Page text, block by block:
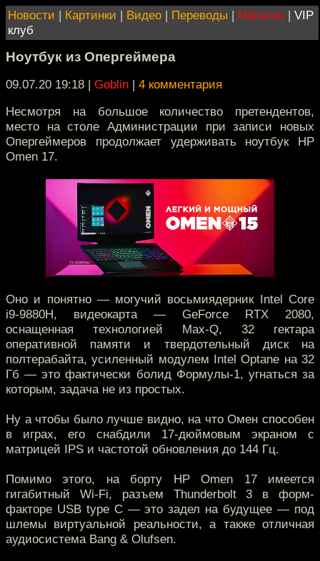
Новости | Картинки | Видео | Переводы | Магазин | VIP
клуб
Ноутбук из Опергеймера
09.07.20 19:18 | Goblin | 4 комментария
Несмотря на большое количество претендентов,
место на столе Администрации при записи новых
Опергеймеров продолжает удерживать ноутбук HP
Omen 17.
Оно и понятно — могучий восьмиядерник Intel Core
i9-9880H, видеокарта — GeForce RTX 2080,
оснащенная технологией Max-Q, 32 гектара
оперативной памяти и твердотельный диск на
полтерабайта, усиленный модулем Intel Optane на 32
Гб — это фактически болид Формулы-1, угнаться за
которым, задача не из простых.
Ну а чтобы было лучше видно, на что Омен способен
в играх, его снабдили 17-дюймовым экраном с
матрицей IPS и частотой обновления до 144 Гц.
Помимо этого, на борту HP Omen 17 имеется
гигабитный Wi-Fi, разъем Thunderbolt 3 в форм-
факторе USB type C — это задел на будущее — под
шлемы виртуальной реальности, а также отличная
аудиосистема Bang & Olufsen.